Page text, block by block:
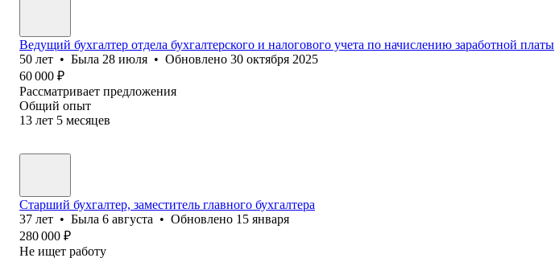
Ведущий бухгалтер отдела бухгалтерского и налогового учета по начислению заработной платы
50 лет • Была 28 июля • Обновлено 30 октября 2025
60 000 ₽
Рассматривает предложения
Общий опыт
13 лет 5 месяцев
Старший бухгалтер, заместитель главного бухгалтера
37 лет • Была 6 августа • Обновлено 15 января
280 000 ₽
Не ищет работу